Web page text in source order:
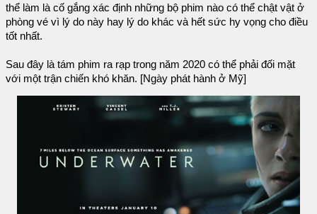
thể làm là cố gắng xác định những bộ phim nào có thể chật vật ở
phòng vé vì lý do này hay lý do khác và hết sức hy vọng cho điều
tốt nhất.
Sau đây là tám phim ra rạp trong năm 2020 có thể phải đối mặt
với một trận chiến khó khăn. [Ngày phát hành ở Mỹ]